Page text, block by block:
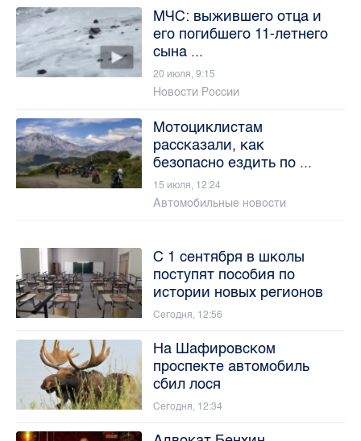
МЧС: выжившего отца и
его погибшего 11-летнего
сына ...
20 июля, 9:15
Новости России
Мотоциклистам
рассказали, как
безопасно ездить по ...
15 июля, 12:24
Автомобильные новости
С 1 сентября в школы
поступят пособия по
истории новых регионов
Сегодня, 12:56
На Шафировском
проспекте автомобиль
сбил лося
Сегодня, 12:34